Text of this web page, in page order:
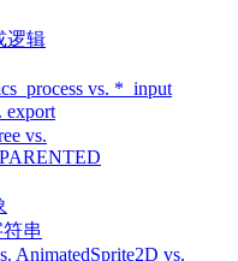
逻辑
vs. *_input
export
vs.
串
AnimatedSprite2D vs.